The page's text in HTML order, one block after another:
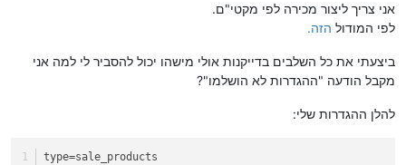
אני צריך ליצור מכירה לפי מקטי"ם.
לפי המודול הזה.
ביצעתי את כל השלבים בדייקנות אולי מישהו יכול להסביר לי למה אני
מקבל הודעה "ההגדרות לא הושלמו"?
להלן ההגדרות שלי:
type=sale_products